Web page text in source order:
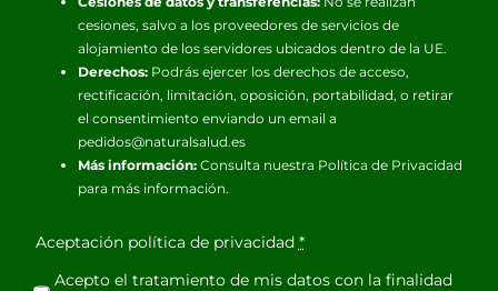
cesiones, salvo a los proveedores de servicios de
alojamiento de los servidores ubicados dentro de la UE.
Derechos:Podrás ejercer los derechos de acceso,
rectificación, limitación, oposición, portabilidad, o retirar
el consentimiento enviando un email a
pedidos@naturalsalud.es
Más información:Consulta nuestra Política de Privacidad
para más información.
Aceptación política de privacidad *
Acepto el tratamiento de mis datos con la finalidad